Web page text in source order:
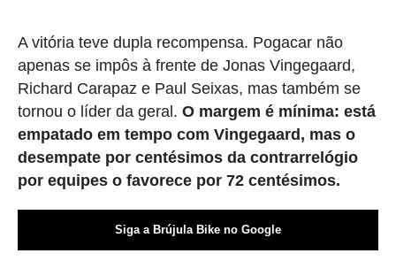
A vitória teve dupla recompensa. Pogacar não
apenas se impôs à frente de Jonas Vingegaard,
Richard Carapaz e Paul Seixas, mas também se
tornou o líder da geral. O margem é mínima: está
empatado em tempo com Vingegaard, mas o
desempate por centésimos da contrarrelógio
por equipes o favorece por 72 centésimos.
Siga a Brújula Bike no Google